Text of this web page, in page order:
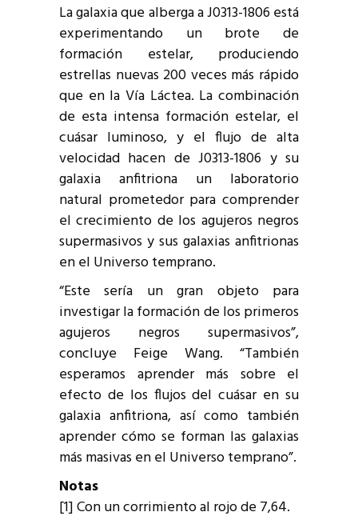
La galaxia que alberga a J0313-1806 está
experimentando un brote de
formación estelar, produciendo
estrellas nuevas 200 veces más rápido
que en la Vía Láctea. La combinación
de esta intensa formación estelar, el
cuásar luminoso, y el flujo de alta
velocidad hacen de J0313-1806 y su
galaxia anfitriona un laboratorio
natural prometedor para comprender
el crecimiento de los agujeros negros
supermasivos y sus galaxias anfitrionas
en el Universo temprano.
“Este sería un gran objeto para
investigar la formación de los primeros
agujeros negros supermasivos”,
concluye Feige Wang. “También
esperamos aprender más sobre el
efecto de los flujos del cuásar en su
galaxia anfitriona, así como también
aprender cómo se forman las galaxias
más masivas en el Universo temprano”.
Notas
[1] Con un corrimiento al rojo de 7,64.